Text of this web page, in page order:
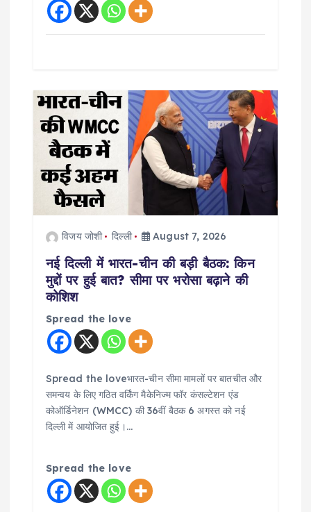
विजय जोशी दिल्ली August 7, 2026
नई दिल्ली में भारत-चीन की बड़ी बैठक: किन
मुद्दों पर हुई बात? सीमा पर भरोसा बढ़ाने की
कोशिश
Spread the love
Spread the loveभारत-चीन सीमा मामलों पर बातचीत और
समन्वय के लिए गठित वर्किंग मैकेनिज्म फॉर कंसल्टेशन एंड
कोऑर्डिनेशन (WMCC) की 36वीं बैठक 6 अगस्त को नई
दिल्ली में आयोजित हुई।…
Spread the love